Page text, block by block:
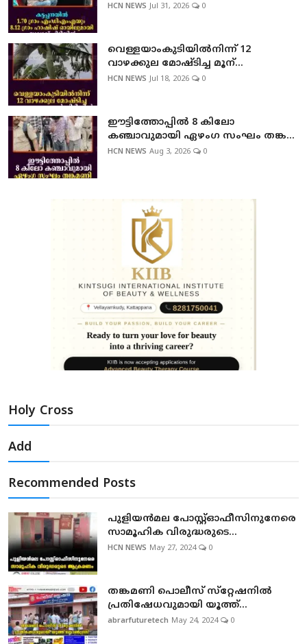
HCN NEWS Jul 31, 2026 0
വെള്ളയാംകുടിയില്‍നിന്ന് 12
വാഴക്കുല മോഷ്ടിച്ച മൂന്...
HCN NEWS Jul 18, 2026 0
ഈട്ടിത്തോപ്പില്‍ 8 കിലോ
കഞ്ചാവുമായി ഏഴംഗ സംഘം തങ്ക...
HCN NEWS Aug 3, 2026 0
Holy Cross
Add
Recommended Posts
പുളിയന്‍മല പോസ്റ്റ്ഓഫീസിനുനേരെ
സാമൂഹിക വിരുദ്ധരുടെ...
HCN NEWS May 27, 2024 0
തങ്കമണി പൊലീസ് സ്‌റ്റേഷനില്‍
പ്രതിഷേധവുമായി യൂത്ത്...
abrarfuturetech May 24, 2024 0